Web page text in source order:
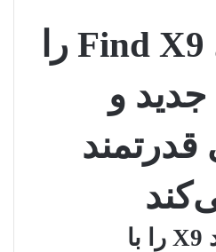
اوپو سری Find X9 را
و
قدرتمند
اوپو سری فایند X9 را با